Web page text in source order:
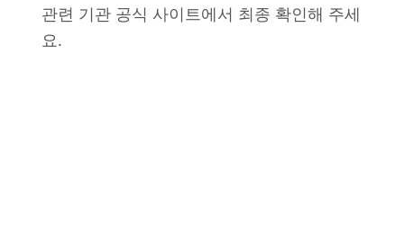
관련 기관 공식 사이트에서 최종 확인해 주세
요.